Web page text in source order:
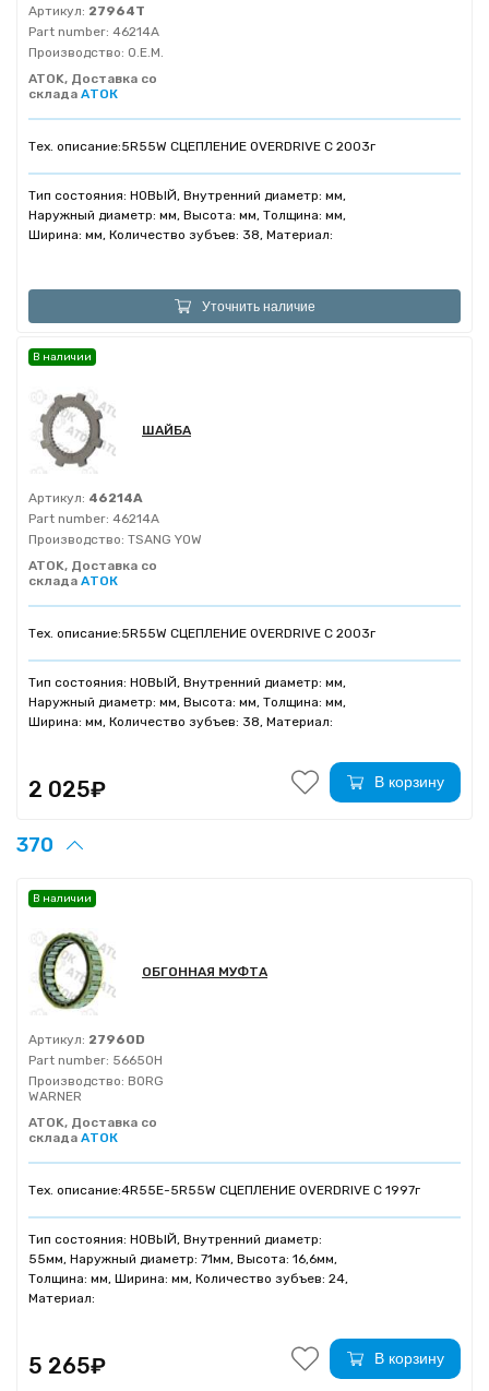
Артикул: 27964T
Part number: 46214A
Производство: O.E.M.
ATOK, Доставка со
склада АТОК
Тех. описание:5R55W СЦЕПЛЕНИЕ OVERDRIVE C 2003г
Тип состояния: НОВЫЙ, Внутренний диаметр: мм,
Наружный диаметр: мм, Высота: мм, Толщина: мм,
Ширина: мм, Количество зубъев: 38, Материал:
Уточнить наличие
ШАЙБА
Артикул: 46214A
Part number: 46214A
Производство: TSANG YOW
ATOK, Доставка со
склада АТОК
Тех. описание:5R55W СЦЕПЛЕНИЕ OVERDRIVE C 2003г
Тип состояния: НОВЫЙ, Внутренний диаметр: мм,
Наружный диаметр: мм, Высота: мм, Толщина: мм,
Ширина: мм, Количество зубъев: 38, Материал:
В наличии
2 025₽ В корзину
370
ОБГОННАЯ МУФТА
Артикул: 27960D
Part number: 56650H
Производство: BORG
WARNER
ATOK, Доставка со
склада АТОК
Тех. описание:4R55E-5R55W СЦЕПЛЕНИЕ OVERDRIVE C 1997г
Тип состояния: НОВЫЙ, Внутренний диаметр:
55мм, Наружный диаметр: 71мм, Высота: 16,6мм,
Толщина: мм, Ширина: мм, Количество зубъев: 24,
Материал:
В наличии
5 265₽ В корзину